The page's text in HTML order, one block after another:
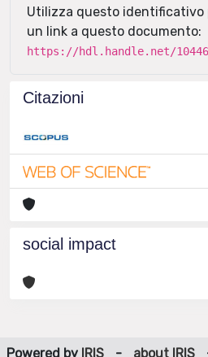
Utilizza questo identificativo
un link a questo documento:
https://hdl.handle.net/
Citazioni
social impact
Powered by IRIS - about IRIS